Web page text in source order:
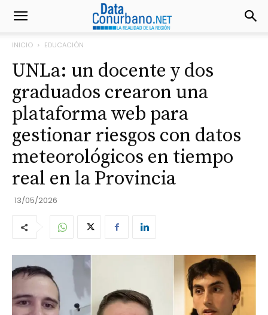
INICIO EDUCACIÓN
UNLa: un docente y dos
graduados crearon una
plataforma web para
gestionar riesgos con datos
meteorológicos en tiempo
real en la Provincia
13/05/2026